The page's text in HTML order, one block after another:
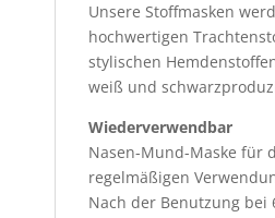
Unsere Stoffmasken
hochwertigen
stylischen
weiß und
Wiederverwendbar
Nasen-Mund-Maske für
regelmäßigen
Nach der Benutzung bei